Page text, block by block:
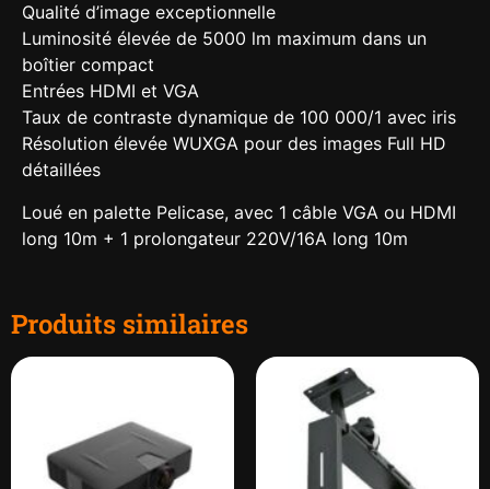
Qualité d’image exceptionnelle
Luminosité élevée de 5000 lm maximum dans un
boîtier compact
Entrées HDMI et VGA
Taux de contraste dynamique de 100 000/1 avec iris
Résolution élevée WUXGA pour des images Full HD
détaillées
Loué en palette Pelicase, avec 1 câble VGA ou HDMI
long 10m + 1 prolongateur 220V/16A long 10m
Produits similaires